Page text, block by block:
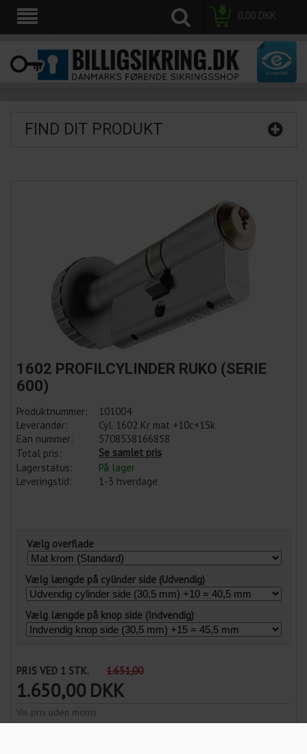
0,00 DKK
FIND DIT PRODUKT
1602 PROFILCYLINDER RUKO (SERIE
600)
Produktnummer:
101004
Leverandør:
Cyl. 1602 Kr mat +10c+15k
Ean nummer:
5708538166858
Total pris:
Se samlet pris
Lagerstatus:
På lager
Leveringstid:
1-3 hverdage
Vælg overflade
Vælg længde på cylinder side (Udvendig)
Vælg længde på knop side (Indvendig)
PRIS VED 1 STK. 1.651,00
1.650,00 DKK
Vis pris uden moms